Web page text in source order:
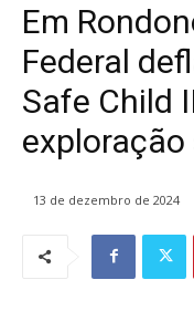
Em
Federal
Safe Child
13 de dezembro de 2024